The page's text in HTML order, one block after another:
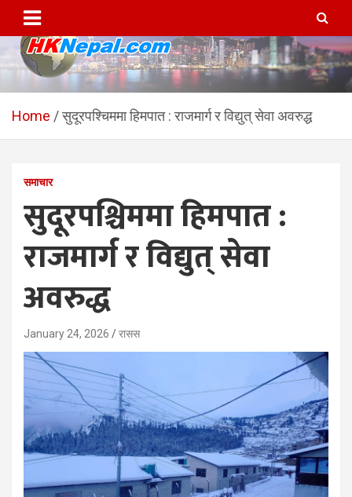
content
HKNepal.com – हङकङबाट
सञ्चालित पहिलो नेपाली अनलाईन
hknepal, hknepal.com, hk nepal, hk nepal com
Home सुदूरपश्चिममा हिमपात : राजमार्ग र विद्युत् सेवा अवरुद्ध
समाचार
सुदूरपश्चिममा हिमपात :
राजमार्ग र विद्युत् सेवा
अवरुद्ध
January 24, 2026 रासस